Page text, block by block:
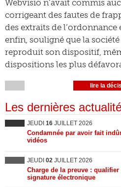
Webvisio n’avait commis
corrigeant des fautes de
des extraits de l’ordonnance
enfin, souligné que la
reproduit son dispositif,
dispositions les plus
lire la
Les dernières
JEUDI 16 JUILLET 2026
Condamnée par avoir fait
vidéos
JEUDI 02 JUILLET 2026
Charge de la preuve : qualifier
signature électronique